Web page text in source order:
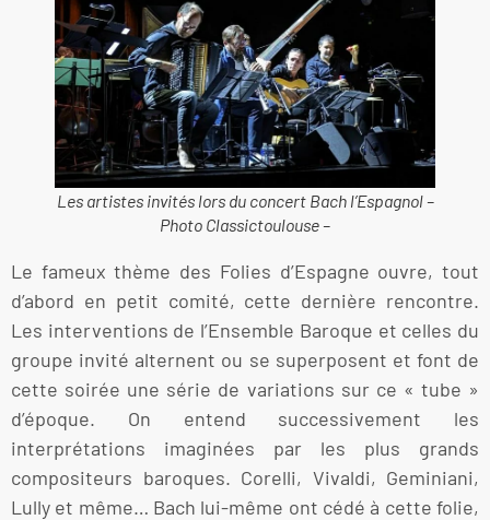
Les artistes invités lors du concert Bach l’Espagnol –
Photo Classictoulouse –
Le fameux thème des Folies d’Espagne ouvre, tout
d’abord en petit comité, cette dernière rencontre.
Les interventions de l’Ensemble Baroque et celles du
groupe invité alternent ou se superposent et font de
cette soirée une série de variations sur ce « tube »
d’époque. On entend successivement les
interprétations imaginées par les plus grands
compositeurs baroques. Corelli, Vivaldi, Geminiani,
Lully et même… Bach lui-même ont cédé à cette folie,